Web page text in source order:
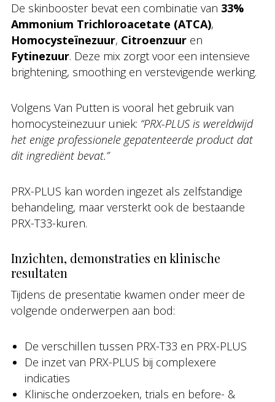
De skinbooster bevat een combinatie van 33%
Ammonium Trichloroacetate (ATCA),
Homocysteïnezuur, Citroenzuur en
Fytinezuur. Deze mix zorgt voor een intensieve
brightening, smoothing en verstevigende werking.
Volgens Van Putten is vooral het gebruik van
homocysteïnezuur uniek: “PRX-PLUS is wereldwijd
het enige professionele gepatenteerde product dat
dit ingrediënt bevat.”
PRX-PLUS kan worden ingezet als zelfstandige
behandeling, maar versterkt ook de bestaande
PRX-T33-kuren.
Inzichten, demonstraties en klinische
resultaten
Tijdens de presentatie kwamen onder meer de
volgende onderwerpen aan bod:
De verschillen tussen PRX-T33 en PRX-PLUS
De inzet van PRX-PLUS bij complexere
indicaties
Klinische onderzoeken, trials en before- &